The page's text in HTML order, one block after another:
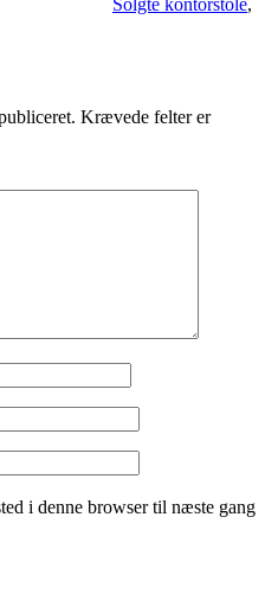
Krævede felter er
i denne browser til næste gang